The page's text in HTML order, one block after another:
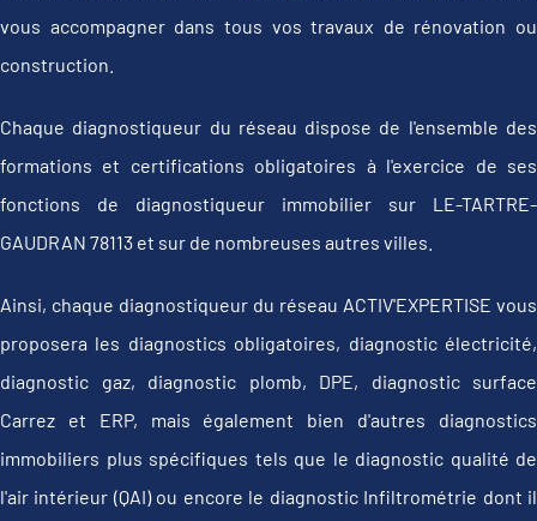
vous accompagner dans tous vos travaux de rénovation ou
construction.
Chaque diagnostiqueur du réseau dispose de l'ensemble des
formations et certifications obligatoires à l'exercice de ses
fonctions de diagnostiqueur immobilier sur LE-TARTRE-
GAUDRAN 78113 et sur de nombreuses autres villes.
Ainsi, chaque diagnostiqueur du réseau ACTIV'EXPERTISE vous
proposera les diagnostics obligatoires, diagnostic électricité,
diagnostic gaz, diagnostic plomb, DPE, diagnostic surface
Carrez et ERP, mais également bien d'autres diagnostics
immobiliers plus spécifiques tels que le diagnostic qualité de
l'air intérieur (QAI) ou encore le diagnostic Infiltrométrie dont il